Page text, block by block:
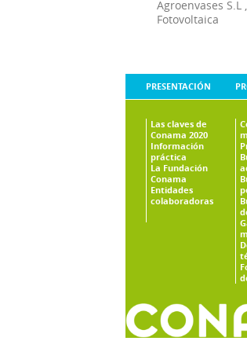
Agroenvases S.L
Fotovoltaica
PRESENTACIÓN
Las claves de
Conama 2020
Información
práctica
La Fundación
Conama
Entidades
colaboradoras